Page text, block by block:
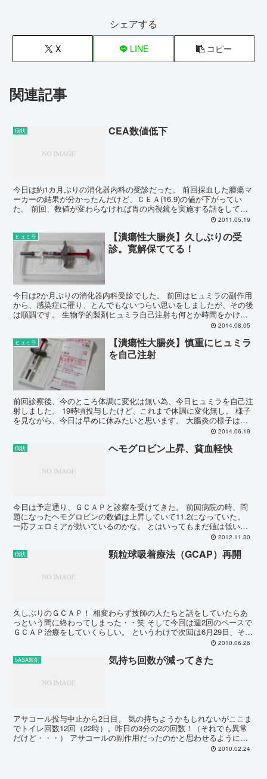
シェアする
X LINE コピー
関連記事
病状 CEA数値低下
今日は約1カ月ぶりの消化器内科の受診だった。 前回採血した腫瘍マ
ーカーの結果が分かったんだけど、ＣＥＡ(16.9)の値が下がってい
た。 前回、数値が変わらなければ胃の内視鏡を実施する話をしてい
2011.05.19
ヒュミラ
【潰瘍性大腸炎】久しぶりの受
診。寛解保ててる！
今日は2か月ぶりの消化器内科受診でした。 前回はヒュミラの副作用
から、感染症に罹り、とんでもないつらい思いをしましたが、その後
は順調です。 生物学的製剤ヒュミラ自己注射も何とか時間をかけな
がらも射てています。 体調も大きく悪化することなく、...2014.08.05
ヒュミラ
【潰瘍性大腸炎】慎重にヒュミラ
を自己注射
前回診察後、今のところ体調に変化は無い為、今日ヒュミラを自己注
射しました。 19時頃投与したけど、これまで体調に変化無し。 様子
を見ながら、今日は早めに休みたいと思います。 大腸炎の様子は今
のところ寛解維持という感じです。血便が止まらないけ... 2014.06.19
病状 ヘモグロビン上昇、貧血軽快
今日は予定通り、ＧＣＡＰと診察を受けてきた。 前回病院の時、問
題になったヘモグロビンの数値は上昇していて11.2になっていた。
一応フェロミアが効いているのかな。 とはいってもまだ値は低いの
2012.11.30
病状 顆粒球吸着療法（GCAP）再開
久しぶりのＧＣＡＰ！ 相変わらず技師の人たちと話をしていたらあ
っという間に終わってしまった・・笑 そして今回は週2回のペースで
ＧＣＡＰ治療をしていくらしい。 というわけで次回は6月29日、その
2010.06.26
5ASA製剤 気持ち回数が減ってきた
アサコール投与中止から2日目。 気の持ちようかもしれないがここま
でトイレ回数12回（22時）。昨日の3分の2の回数！（それでも異常
だけど・・・） アサコールの副作用だったのかと思わせるように回
2010.02.24